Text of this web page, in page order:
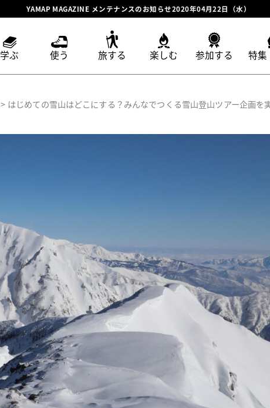
YAMAP MAGAZINE メンテナンスのお知らせ2020年04月22日（水）
学ぶ 使う 旅する 楽しむ 参加する 特集
はじめての雪山はどこにする？みんなでつくる雪山登山ツアー企画を